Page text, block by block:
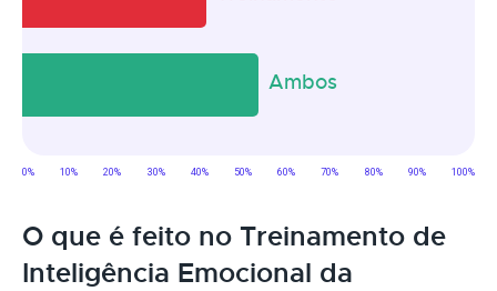
O que é feito no Treinamento de
Inteligência Emocional da